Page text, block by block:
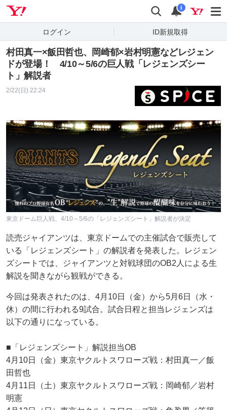
検索 通知
i
ログイン ID新規取得
村田真一×飯田哲也、岡崎郁×岩村明憲などレジェン
ドが登場！ 4/10～5/6の巨人戦「レジェンズシー
ト」解説者
2/22(日) 22:24
東京ドーム巨人戦、4/10～5/6の「レジェンズシート」解説者が決定
読売ジャイアンツは、東京ドームでの主催試合で販売して
いる「レジェンズシート」の解説者を発表した。レジェン
ズシートでは、ジャイアンツと対戦球団のOB2人による生
解説を聞きながら観戦ができる。
今回は発表されたのは、4月10日（金）から5月6日（水・
休）の間に行われる9試合。試合日程と担当レジェンズは
以下の通りになっている。
■「レジェンズシート」解説担当OB
4月10日（金）東京ヤクルトスワローズ戦：村田真一／飯
田哲也
4月11日（土）東京ヤクルトスワローズ戦：岡崎郁／岩村
明憲